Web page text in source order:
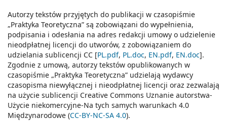
Autorzy tekstów przyjętych do publikacji w czasopiśmie
„Praktyka Teoretyczna” są zobowiązani do wypełnienia,
podpisania i odesłania na adres redakcji umowy o udzielenie
nieodpłatnej licencji do utworów, z zobowiązaniem do
udzielania sublicencji CC [PL.pdf, PL.doc, EN.pdf, EN.doc].
Zgodnie z umową, autorzy tekstów opublikowanych w
czasopiśmie „Praktyka Teoretyczna” udzielają wydawcy
czasopisma niewyłącznej i nieodpłatnej licencji oraz zezwalają
na użycie sublicencji Creative Commons Uznanie autorstwa-
Użycie niekomercyjne-Na tych samych warunkach 4.0
Międzynarodowe (CC-BY-NC-SA 4.0).